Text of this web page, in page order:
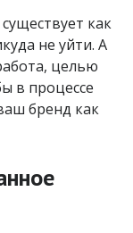
как
не уйти. А
целью
в процессе
бренд как